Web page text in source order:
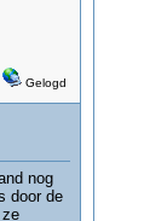
Gelogd
nog
door de